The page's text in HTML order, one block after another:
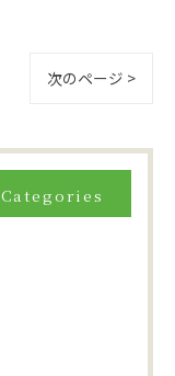
次のページ >
Categories